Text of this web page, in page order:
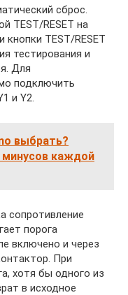
сброс.
TEST/RESET на
кнопки TEST/RESET
тестирования и
Для
подключить
и Y2.
выбрать?
минусов каждой
сопротивление
порога
включено и через
При
хотя бы одного из
в исходное